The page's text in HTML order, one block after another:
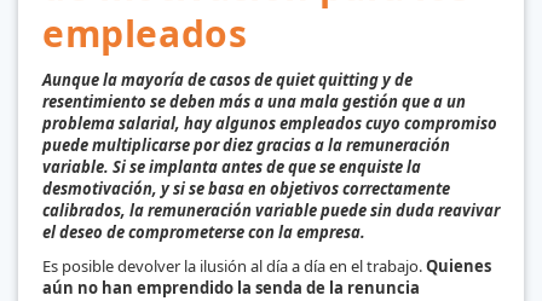
empleados
Aunque la mayoría de casos de quiet quitting y de
resentimiento se deben más a una mala gestión que a un
problema salarial, hay algunos empleados cuyo compromiso
puede multiplicarse por diez gracias a la remuneración
variable. Si se implanta antes de que se enquiste la
desmotivación, y si se basa en objetivos correctamente
calibrados, la remuneración variable puede sin duda reavivar
el deseo de comprometerse con la empresa.
Es posible devolver la ilusión al día a día en el trabajo.Quienes
aún no han emprendido la senda de la renuncia